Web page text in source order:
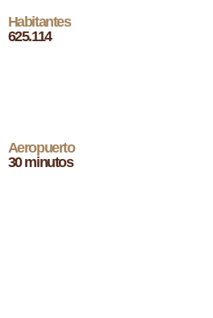
Habitantes
625.114
Aeropuerto
30 minutos